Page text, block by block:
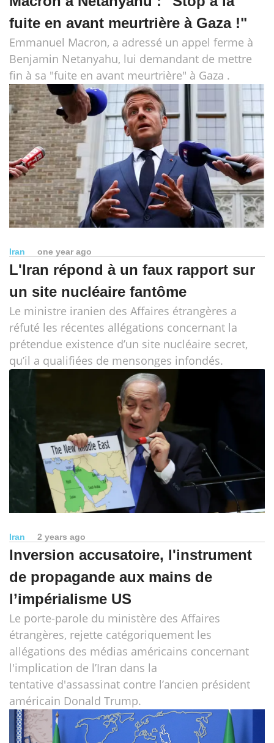
fuite en avant meurtrière à Gaza !"
Emmanuel Macron, a adressé un appel ferme à
Benjamin Netanyahu, lui demandant de mettre
fin à sa "fuite en avant meurtrière" à Gaza .
Iran one year ago
L'Iran répond à un faux rapport sur
un site nucléaire fantôme
Le ministre iranien des Affaires étrangères a
réfuté les récentes allégations concernant la
prétendue existence d’un site nucléaire secret,
qu’il a qualifiées de mensonges infondés.
Iran 2 years ago
Inversion accusatoire, l'instrument
de propagande aux mains de
l’impérialisme US
Le porte-parole du ministère des Affaires
étrangères, rejette catégoriquement les
allégations des médias américains concernant
l'implication de l’Iran dans la
tentative d'assassinat contre l’ancien président
américain Donald Trump.